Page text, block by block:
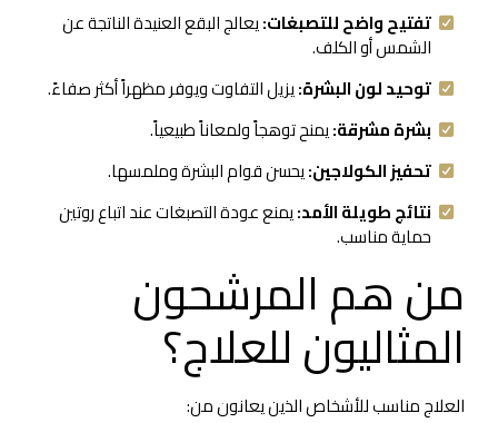
تفتيح واضح للتصبغات:يعالج البقع العنيدة الناتجة عن
الشمس أو الكلف.
توحيد لون البشرة:يزيل التفاوت ويوفر مظهراً أكثر صفاءً.
بشرة مشرقة:يمنح توهجاً ولمعاناً طبيعياً.
تحفيز الكولاجين:يحسن قوام البشرة وملمسها.
نتائج طويلة الأمد:يمنع عودة التصبغات عند اتباع روتين
حماية مناسب.
من هم المرشحون
المثاليون للعلاج؟
العلاج مناسب للأشخاص الذين يعانون من: